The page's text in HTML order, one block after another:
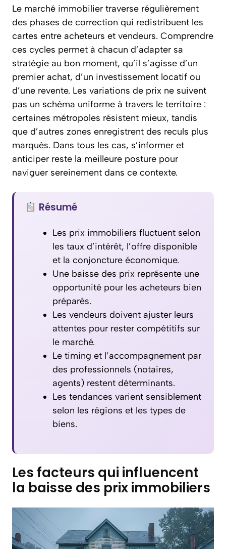
Le marché immobilier traverse régulièrement
des phases de correction qui redistribuent les
cartes entre acheteurs et vendeurs. Comprendre
ces cycles permet à chacun d’adapter sa
stratégie au bon moment, qu’il s’agisse d’un
premier achat, d’un investissement locatif ou
d’une revente. Les variations de prix ne suivent
pas un schéma uniforme à travers le territoire :
certaines métropoles résistent mieux, tandis
que d’autres zones enregistrent des reculs plus
marqués. Dans tous les cas, s’informer et
anticiper reste la meilleure posture pour
naviguer sereinement dans ce contexte.
Résumé
Les prix immobiliers fluctuent selon
les taux d’intérêt, l’offre disponible
et la conjoncture économique.
Une baisse des prix représente une
opportunité pour les acheteurs bien
préparés.
Les vendeurs doivent ajuster leurs
attentes pour rester compétitifs sur
le marché.
Le timing et l’accompagnement par
des professionnels (notaires,
agents) restent déterminants.
Les tendances varient sensiblement
selon les régions et les types de
biens.
Les facteurs qui influencent
la baisse des prix immobiliers